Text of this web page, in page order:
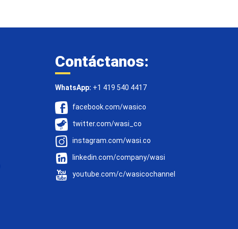
Contáctanos:
WhatsApp: +1 419 540 4417
facebook.com/wasico
twitter.com/wasi_co
instagram.com/wasi.co
linkedin.com/company/wasi
youtube.com/c/wasicochannel